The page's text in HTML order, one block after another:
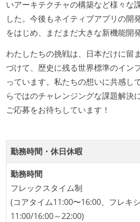
が実行される環境が構築されて
テストの実施度
想定される複数環境での品質チ
る
アジャイル実践状況
1ヶ月以下の短い期間でのイテレ
デイリーでスタンドアップミー
に準じるチーム内の打ち合わせ
タスク見積もりの単位には絶対
く相対ポイントを用い、極力複
形で行っている
継続的なデプロイ（デリバリー
いアーキテクチャの構築など様々な
した。今後もネイティブアプリの開
をはじめ、まだまだ大きな新機能開
わたしたちの挑戦は、日本だけに留
づけて、歴史に残る世界標準のイン
っています。私たちの想いに共感し
らではのチャレンジングな課題解決
ご応募をお待ちしています！
勤務時間・休日休暇
勤務時間
フレックスタイム制
(コアタイム11:00〜16:00、フレキ
11:00/16:00～22:00)